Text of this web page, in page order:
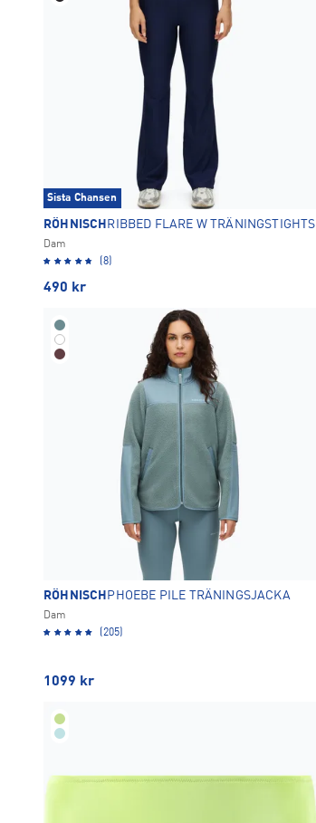
Sista Chansen
RÖHNISCH RIBBED FLARE W TRÄNINGSTIGHTS
Dam
(8)
490 kr
RÖHNISCH PHOEBE PILE TRÄNINGSJACKA
Dam
(205)
1099 kr